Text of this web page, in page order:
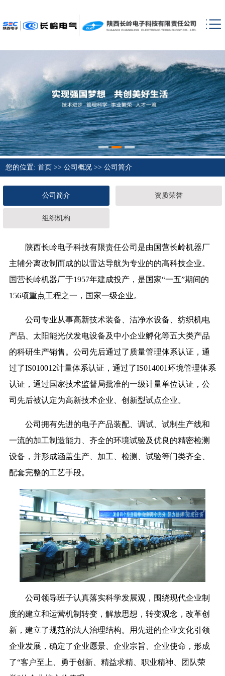
您的位置: 首页 >>公司概况 >>公司简介
公司简介 资质荣誉
组织机构
陕西长岭电子科技有限责任公司是由国营长岭机器厂
主辅分离改制而成的以雷达导航为专业的的高科技企业。
国营长岭机器厂于1957年建成投产，是国家“一五”期间的
156项重点工程之一，国家一级企业。
公司专业从事高新技术装备、洁净水设备、纺织机电
产品、太阳能光伏发电设备及中小企业孵化等五大类产品
的科研生产销售。公司先后通过了质量管理体系认证，通
过了IS010012计量体系认证，通过了IS014001环境管理体系
认证，通过国家技术监督局批准的一级计量单位认证，公
司先后被认定为高新技术企业、创新型试点企业。
公司拥有先进的电子产品装配、调试、试制生产线和
一流的加工制造能力、齐全的环境试验及优良的精密检测
设备，并形成涵盖生产、加工、检测、试验等门类齐全、
配套完整的工艺手段。
公司领导班子认真落实科学发展观，围绕现代企业制
度的建立和运营机制转变，解放思想，转变观念，改革创
新，建立了规范的法人治理结构。用先进的企业文化引领
企业发展，确定了企业愿景、企业宗旨、企业使命，形成
了“客户至上、勇于创新、精益求精、职业精神、团队荣